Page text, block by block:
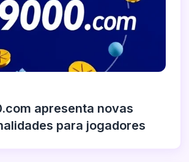
apresenta novas
para jogadores